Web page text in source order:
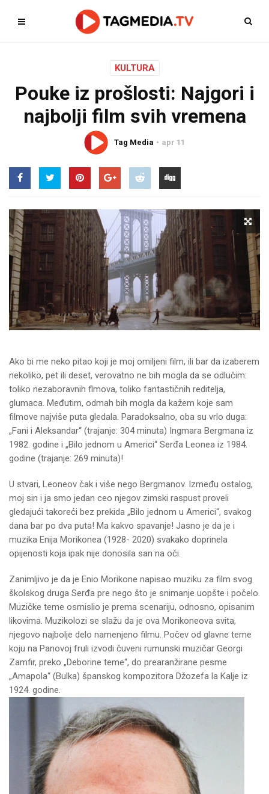
KULTURA
Pouke iz prošlosti: Najgori i
najbolji film svih vremena
Tag Media apr 11
Ako bi me neko pitao koji je moj omiljeni film, ili bar da izaberem
nekoliko, pet ili deset, verovatno ne bih mogla da se odlučim:
toliko nezaboravnih flmova, toliko fantastičnih reditelja,
glumaca. Međutim, odmah bih mogla da kažem koje sam
filmove najviše puta gledala. Paradoksalno, oba su vrlo duga:
„Fani i Aleksandar“ (trajanje: 304 minuta) Ingmara Bergmana iz
1982. godine i „Bilo jednom u Americi“ Serđa Leonea iz 1984.
godine (trajanje: 269 minuta)!
U stvari, Leoneov čak i više nego Bergmanov. Između ostalog,
moj sin i ja smo jedan ceo njegov zimski raspust proveli
gledajući takoreći bez prekida „Bilo jednom u Americi“, svakog
dana bar po dva puta! Ma kakvo spavanje! Jasno je da je i
muzika Enija Morikonea (1928- 2020) svakako doprinela
opijenosti koja ipak nije donosila san na oči.
Zanimljivo je da je Enio Morikone napisao muziku za film svog
školskog druga Serđa pre nego što je snimanje uopšte i počelo.
Muzičke teme osmislio je prema scenariju, odnosno, opisanim
likovima. Muzikolozi se slažu da je ova Morikoneova svita,
njegovo najbolje delo namenjeno filmu. Počev od glavne teme
koju na Panovoj fruli izvodi čuveni rumunski muzičar Georgi
Zamfir, preko „Deborine teme“, do prearanžirane pesme
„Amapola“ (Bulka) španskog kompozitora Džozefa la Kalje iz
1924. godine.